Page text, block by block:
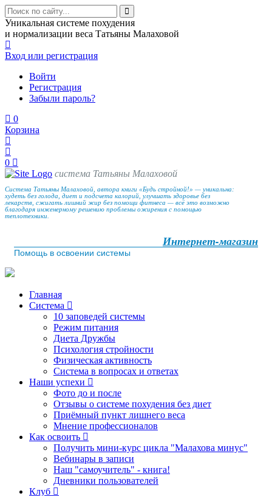
Уникальная системе похудения
и нормализации веса Татьяны Малаховой
Вход или регистрация
Войти
Регистрация
Забыли пароль?
0
Корзина
0
система Татьяны Малаховой
Система Татьяны Малаховой, автора книги «Будь стройной!» — уникальна:
худеть без голода, диет и подсчета калорий, улучшать здоровье без
лекарств, сжигать лишний жир без помощи фитнеса — всё это возможно
благодаря инженерному решению проблемы ожирения с помощью
теплотехники.
Интернет-магазин
Помощь в освоении системы
Главная
Система
10 заповедей системы
Режим питания
Диета Дружбы
Психология стройности
Физическая активность
Система в вопросах и ответах
Наши успехи
Фото до и после
Отзывы о системе похудения без диет
Приёмный пункт лишнего веса
Мнение профессионалов
Как освоить
Получить мини-курс цикла "Малахова минус"
Вебинары в записи
Наш "самоучитель" - книга!
Дневники пользователей
Клуб